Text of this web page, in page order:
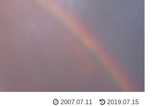
2007.07.11 2019.07.15